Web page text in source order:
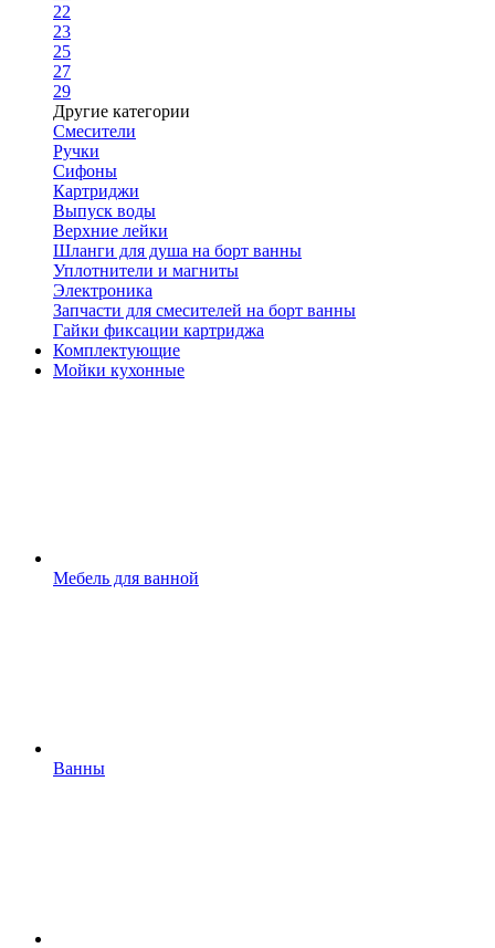
22
23
25
27
29
Другие категории
Смесители
Ручки
Сифоны
Картриджи
Выпуск воды
Верхние лейки
Шланги для душа на борт ванны
Уплотнители и магниты
Электроника
Запчасти для смесителей на борт ванны
Гайки фиксации картриджа
Комплектующие
Мойки кухонные
Мебель для ванной
Ванны